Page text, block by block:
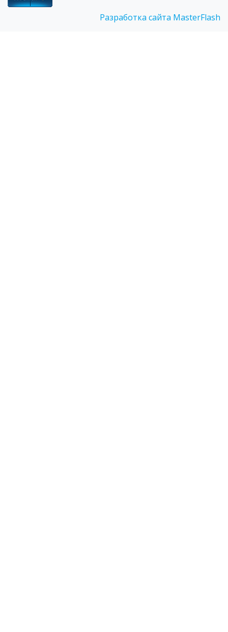
Разработка сайта MasterFlash